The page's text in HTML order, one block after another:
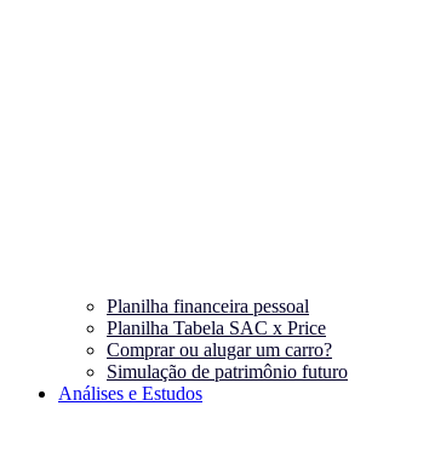
Planilha financeira pessoal
Planilha Tabela SAC x Price
Comprar ou alugar um carro?
Simulação de patrimônio futuro
Análises e Estudos